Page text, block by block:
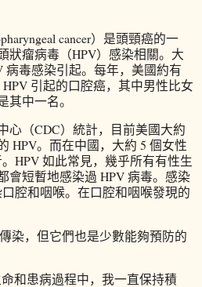
cancer）是頭頸癌的一
狀瘤病毒（HPV）感染相關。大
病毒感染引起。每年，美國約有
引起的口腔癌，其中男性比女
中一名。
心（CDC）統計，目前美國大約
HPV。而在中國，大約 5 個女性
HPV 如此常見，幾乎所有有性生
會短暫地感染過 HPV 病毒。感染
腔和咽喉。在口腔和咽喉發現的
染，但它們也是少數能夠預防的
和患病過程中，我一直保持積